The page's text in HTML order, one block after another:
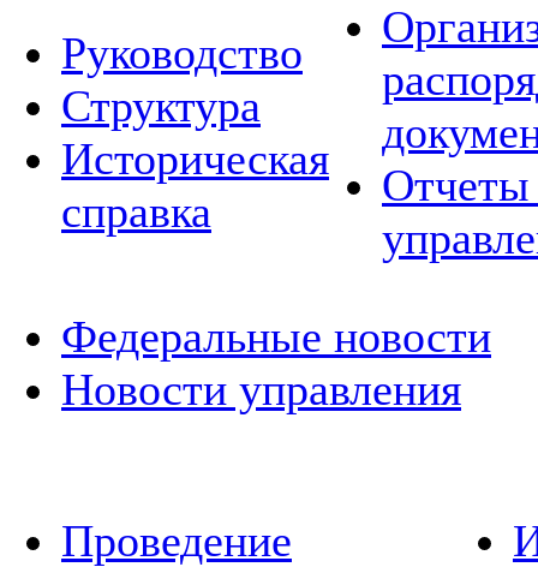
Руководство
Структура
Историческая
справка
Отчеты
Федеральные новости
Новости управления
Проведение